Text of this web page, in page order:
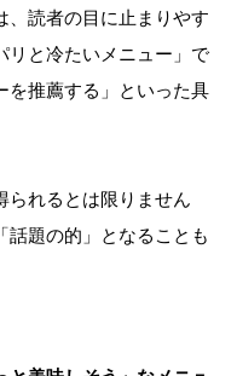
、読者の目に止まりやす
リと冷たいメニュー」で
を推薦する」といった具
られるとは限りません
話題の的」となることも